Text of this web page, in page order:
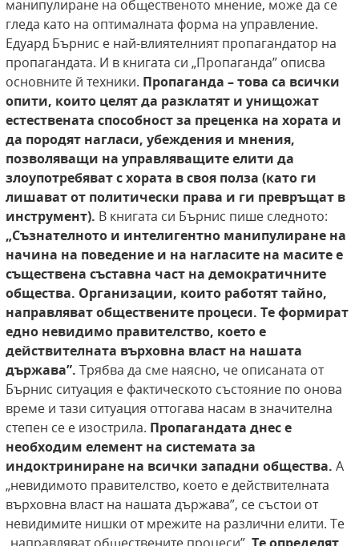
манипулиране на общественото мнение, може да се
гледа като на оптималната форма на управление.
Едуард Бърнис е най-влиятелният пропагандатор на
пропагандата. И в книгата си „Пропаганда” описва
основните й техники. Пропаганда –това са всички
опити, които целят да разклатят и унищожат
естествената способност за преценка на хората и
да породят нагласи, убеждения и мнения,
позволяващи на управляващите елити да
злоупотребяват с хората в своя полза (като ги
лишават от политически права и ги превръщат в
инструмент). В книгата си Бърнис пише следното:
„Съзнателното и интелигентно манипулиране на
начина на поведение и на нагласите на масите е
съществена съставна част на демократичните
общества. Организации, които работят тайно,
направляватобществените процеси. Те формират
едно невидимо правителство, което е
действителната върховна власт на нашата
държава”. Трябва да сме наясно, че описаната от
Бърнис ситуация е фактическото състояние по онова
време и тази ситуация оттогава насам в значителна
степен се е изострила. Пропагандата днес е
необходим елемент на системата за
индоктриниране на всички западни общества. А
„невидимото правителство, което е действителната
върховна власт на нашата държава”, се състои от
невидимите нишки от мрежите на различни елити. Те